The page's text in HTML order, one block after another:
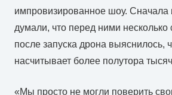
импровизированное шоу. Сначала
думали, что перед ними несколько
после запуска дрона выяснилось,
насчитывает более полутора
«Мы просто не могли поверить